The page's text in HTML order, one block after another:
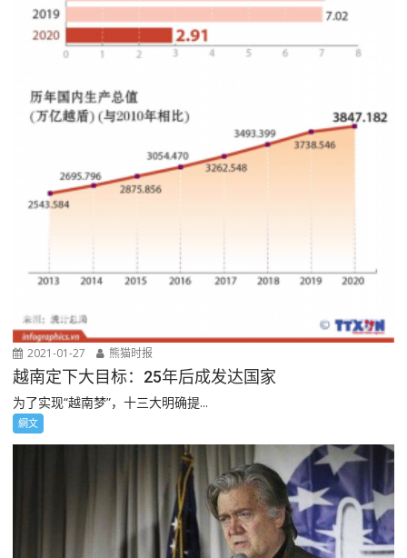
2021-01-27 熊猫时报
越南定下大目标：25年后成发达国家
为了实现“越南梦”，十三大明确提...
網文